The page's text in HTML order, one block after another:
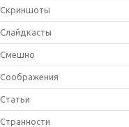
Скриншоты
Слайдкасты
Смешно
Соображения
Статьи
Странности